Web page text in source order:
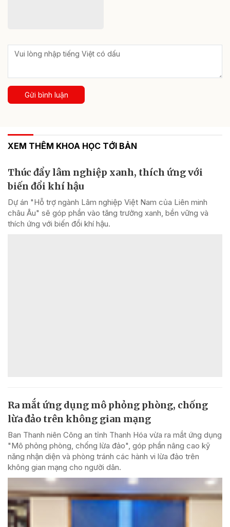
Gửi bình luận
XEM THÊM KHOA HỌC TỚI BẢN
Thúc đẩy lâm nghiệp xanh, thích ứng với
biến đổi khí hậu
Dự án "Hỗ trợ ngành Lâm nghiệp Việt Nam của Liên minh
châu Âu" sẽ góp phần vào tăng trưởng xanh, bền vững và
thích ứng với biến đổi khí hậu.
Ra mắt ứng dụng mô phỏng phòng, chống
lừa đảo trên không gian mạng
Ban Thanh niên Công an tỉnh Thanh Hóa vừa ra mắt ứng dụng
"Mô phỏng phòng, chống lừa đảo", góp phần nâng cao kỹ
năng nhận diện và phòng tránh các hành vi lừa đảo trên
không gian mạng cho người dân.